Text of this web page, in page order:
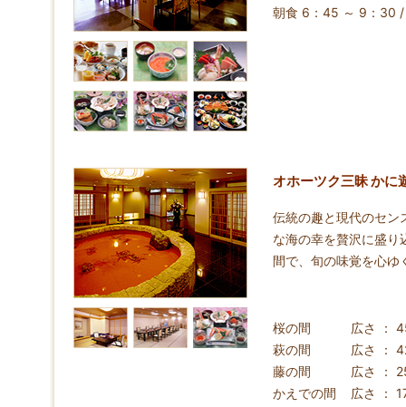
朝食 6：45 ～ 9：30
オホーツク三昧 かに
伝統の趣と現代のセン
な海の幸を贅沢に盛り
間で、旬の味覚を心ゆ
桜の間
広さ ：
萩の間
広さ ：
藤の間
広さ ：
かえでの間
広さ ：